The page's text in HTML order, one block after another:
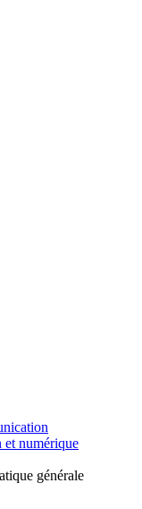
et numérique
générale